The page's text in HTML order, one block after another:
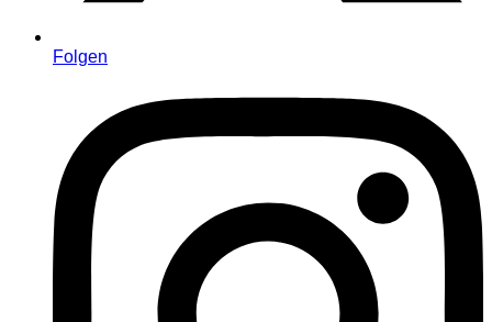
Folgen